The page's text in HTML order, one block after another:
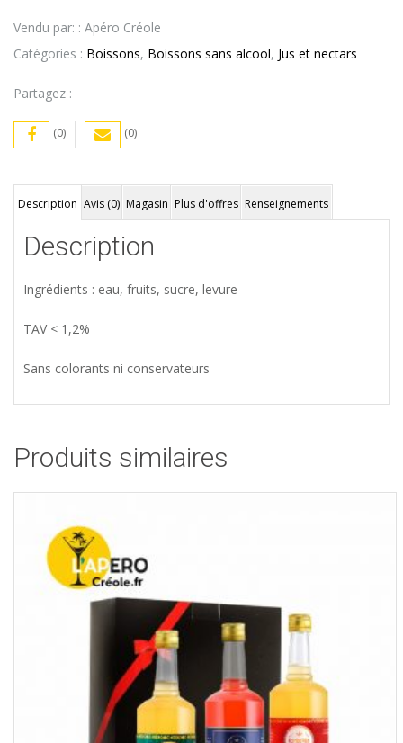
Vendu par: : Apéro Créole
Catégories : Boissons, Boissons sans alcool, Jus et nectars
Partagez :
(0) (0)
Description Avis (0) Magasin Plus d'offres Renseignements
Description
Ingrédients : eau, fruits, sucre, levure
TAV < 1,2%
Sans colorants ni conservateurs
Produits similaires